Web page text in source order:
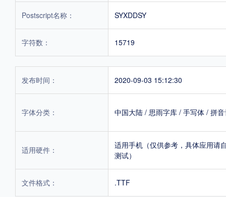
Postscript名称： SYXDDSY
字符数： 15719
发布时间： 2020-09-03 15:12:30
字体分类： 中国大陆 / 思雨字库 / 手写体 / 拼
适用硬件：
适用手机（仅供参考，具体应用请
测试）
文件格式： .TTF